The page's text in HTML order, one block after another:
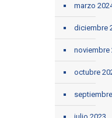
marzo
diciembre
noviembre
octubre